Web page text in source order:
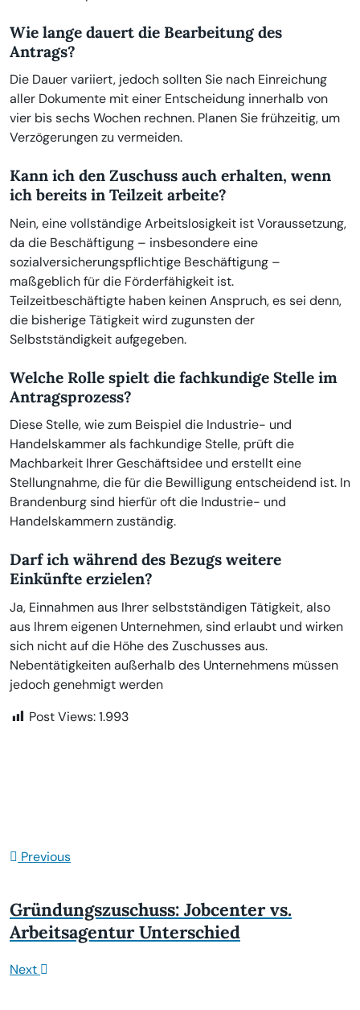
Wie lange dauert die Bearbeitung des
Antrags?
Die Dauer variiert, jedoch sollten Sie nach Einreichung
aller Dokumente mit einer Entscheidung innerhalb von
vier bis sechs Wochen rechnen. Planen Sie frühzeitig, um
Verzögerungen zu vermeiden.
Kann ich den Zuschuss auch erhalten, wenn
ich bereits in Teilzeit arbeite?
Nein, eine vollständige Arbeitslosigkeit ist Voraussetzung,
da die Beschäftigung – insbesondere eine
sozialversicherungspflichtige Beschäftigung –
maßgeblich für die Förderfähigkeit ist.
Teilzeitbeschäftigte haben keinen Anspruch, es sei denn,
die bisherige Tätigkeit wird zugunsten der
Selbstständigkeit aufgegeben.
Welche Rolle spielt die fachkundige Stelle im
Antragsprozess?
Diese Stelle, wie zum Beispiel die Industrie- und
Handelskammer als fachkundige Stelle, prüft die
Machbarkeit Ihrer Geschäftsidee und erstellt eine
Stellungnahme, die für die Bewilligung entscheidend ist. In
Brandenburg sind hierfür oft die Industrie- und
Handelskammern zuständig.
Darf ich während des Bezugs weitere
Einkünfte erzielen?
Ja, Einnahmen aus Ihrer selbstständigen Tätigkeit, also
aus Ihrem eigenen Unternehmen, sind erlaubt und wirken
sich nicht auf die Höhe des Zuschusses aus.
Nebentätigkeiten außerhalb des Unternehmens müssen
jedoch genehmigt werden
Post Views:1.993
Previous
Gründungszuschuss: Jobcenter vs.
Arbeitsagentur Unterschied
Next